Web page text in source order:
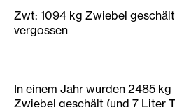
Zwt: 1094 kg Zwiebel
vergossen
In einem Jahr wurden 2485
Zwiebel geschält (und 7 Liter